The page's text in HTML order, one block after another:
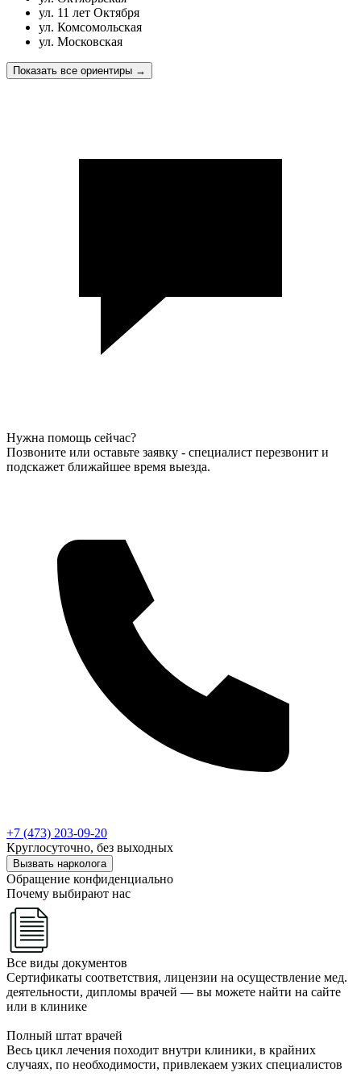
ул. 11 лет Октября
ул. Комсомольская
ул. Московская
Показать все ориентиры →
Нужна помощь сейчас?
Позвоните или оставьте заявку - специалист перезвонит и
подскажет ближайшее время выезда.
+7 (473) 203-09-20
Круглосуточно, без выходных
Вызвать нарколога
Обращение конфиденциально
Почему выбирают нас
Все виды документов
Сертификаты соответствия, лицензии на осуществление мед.
деятельности, дипломы врачей — вы можете найти на сайте
или в клинике
Полный штат врачей
Весь цикл лечения походит внутри клиники, в крайних
случаях, по необходимости, привлекаем узких специалистов